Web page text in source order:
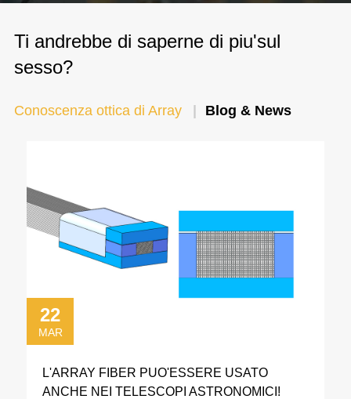
Ti andrebbe di saperne di piu'sul
sesso?
Conoscenza ottica di Array Blog & News
22
MAR
L'ARRAY FIBER PUO'ESSERE USATO
ANCHE NEI TELESCOPI ASTRONOMICI!